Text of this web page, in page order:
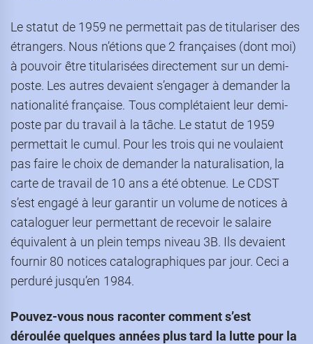
Le statut de 1959 ne permettait pas de titulariser des
étrangers. Nous n’étions que 2 françaises (dont moi)
à pouvoir être titularisées directement sur un demi-
poste. Les autres devaient s’engager à demander la
nationalité française. Tous complétaient leur demi-
poste par du travail à la tâche. Le statut de 1959
permettait le cumul. Pour les trois qui ne voulaient
pas faire le choix de demander la naturalisation, la
carte de travail de 10 ans a été obtenue. Le CDST
s’est engagé à leur garantir un volume de notices à
cataloguer leur permettant de recevoir le salaire
équivalent à un plein temps niveau 3B. Ils devaient
fournir 80 notices catalographiques par jour. Ceci a
perduré jusqu’en 1984.
Pouvez-vous nous raconter comment s’est
déroulée quelques années plus tard la lutte pour la